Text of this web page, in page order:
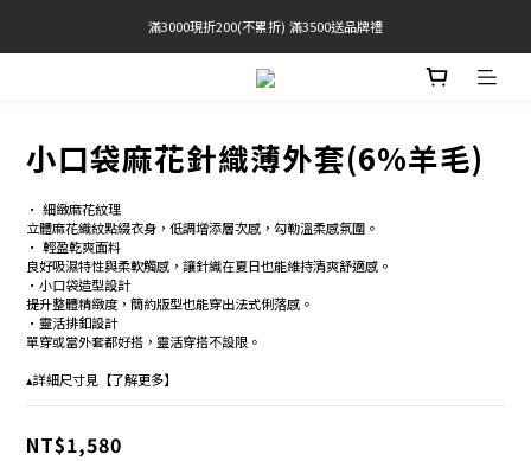
官網限定! 滿千免運(僅限台灣本島)
滿3000現折200(不累折) 滿3500送品牌禮
Free Shipping On Orders Over $2000 (TW Only)
小口袋麻花針織薄外套(6%羊毛)
• 細緻麻花紋理
立體麻花織紋點綴衣身，低調增添層次感，勾勒溫柔感氛圍。
• 輕盈乾爽面料
良好吸濕特性與柔軟觸感，讓針織在夏日也能維持清爽舒適感。
•小口袋造型設計
提升整體精緻度，簡約版型也能穿出法式俐落感。
•靈活排釦設計
單穿或當外套都好搭，靈活穿搭不設限。
▴詳細尺寸見【了解更多】
NT$1,580